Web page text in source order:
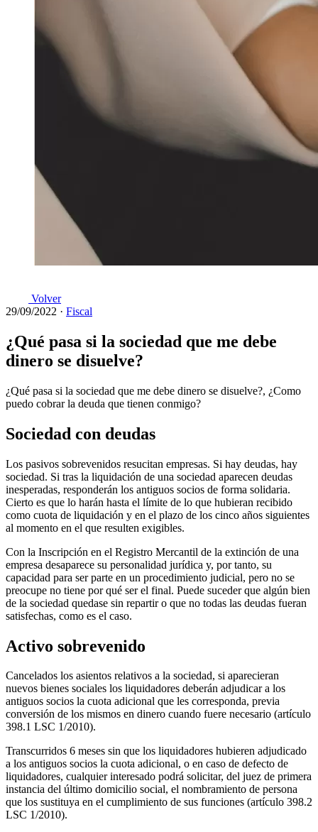
Volver
29/09/2022 · Fiscal
¿Qué pasa si la sociedad que me debe
dinero se disuelve?
¿Qué pasa si la sociedad que me debe dinero se disuelve?, ¿Como
puedo cobrar la deuda que tienen conmigo?
Sociedad con deudas
Los pasivos sobrevenidos resucitan empresas. Si hay deudas, hay
sociedad. Si tras la liquidación de una sociedad aparecen deudas
inesperadas, responderán los antiguos socios de forma solidaria.
Cierto es que lo harán hasta el límite de lo que hubieran recibido
como cuota de liquidación y en el plazo de los cinco años siguientes
al momento en el que resulten exigibles.
Con la Inscripción en el Registro Mercantil de la extinción de una
empresa desaparece su personalidad jurídica y, por tanto, su
capacidad para ser parte en un procedimiento judicial, pero no se
preocupe no tiene por qué ser el final. Puede suceder que algún bien
de la sociedad quedase sin repartir o que no todas las deudas fueran
satisfechas, como es el caso.
Activo sobrevenido
Cancelados los asientos relativos a la sociedad, si aparecieran
nuevos bienes sociales los liquidadores deberán adjudicar a los
antiguos socios la cuota adicional que les corresponda, previa
conversión de los mismos en dinero cuando fuere necesario (artículo
398.1 LSC 1/2010).
Transcurridos 6 meses sin que los liquidadores hubieren adjudicado
a los antiguos socios la cuota adicional, o en caso de defecto de
liquidadores, cualquier interesado podrá solicitar, del juez de primera
instancia del último domicilio social, el nombramiento de persona
que los sustituya en el cumplimiento de sus funciones (artículo 398.2
LSC 1/2010).